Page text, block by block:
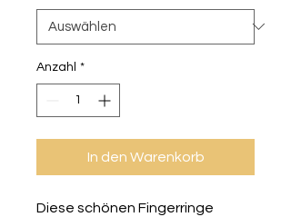
Anzahl *
In den Warenkorb
Diese schönen Fingerringe